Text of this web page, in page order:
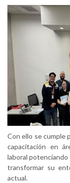
Con ello se cumple
capacitación en
laboral
transformar su
actual.